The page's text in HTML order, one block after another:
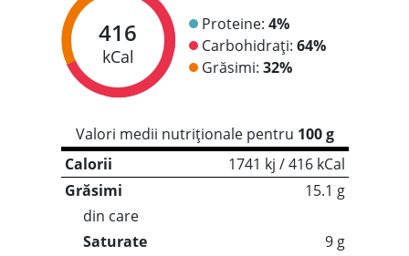
416
kCal
Proteine: 4%
Carbohidrați: 64%
Grăsimi: 32%
Valori medii nutriționale pentru 100 g
Calorii
1741 kj / 416 kCal
Grăsimi
15.1 g
din care
Saturate
9 g